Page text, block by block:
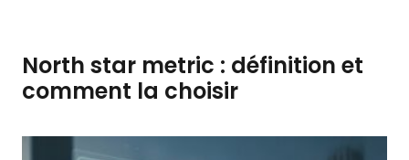
North star metric : définition et
comment la choisir